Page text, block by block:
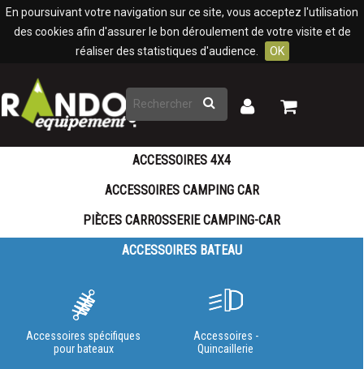
En poursuivant votre navigation sur ce site, vous acceptez l'utilisation
des cookies afin d'assurer le bon déroulement de votre visite et de
réaliser des statistiques d'audience.
OK
Rechercher
Mon
Mon
ACCESSOIRES 4X4
ACCESSOIRES CAMPING CAR
PIÈCES CARROSSERIE CAMPING-CAR
ACCESSOIRES BATEAU
Accessoires spécifiques
pour bateaux
Accessoires -
Quincaillerie
Panneau de gestion des cookies